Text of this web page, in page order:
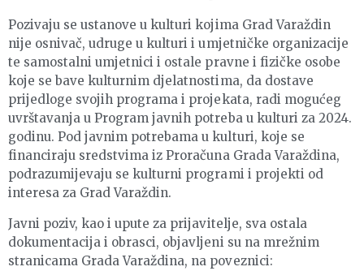
Pozivaju se ustanove u kulturi kojima Grad Varaždin
nije osnivač, udruge u kulturi i umjetničke organizacije
te samostalni umjetnici i ostale pravne i fizičke osobe
koje se bave kulturnim djelatnostima, da dostave
prijedloge svojih programa i projekata, radi mogućeg
uvrštavanja u Program javnih potreba u kulturi za 2024.
godinu. Pod javnim potrebama u kulturi, koje se
financiraju sredstvima iz Proračuna Grada Varaždina,
podrazumijevaju se kulturni programi i projekti od
interesa za Grad Varaždin.
Javni poziv, kao i upute za prijavitelje, sva ostala
dokumentacija i obrasci, objavljeni su na mrežnim
stranicama Grada Varaždina, na poveznici: